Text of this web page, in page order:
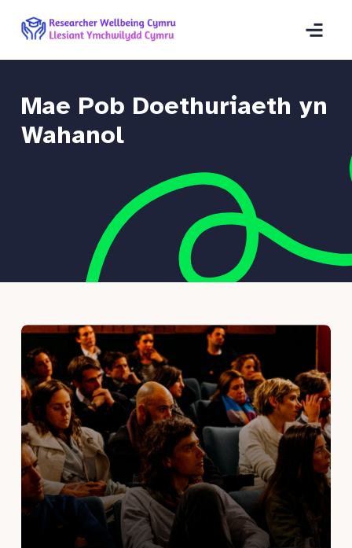
Mae Pob Doethuriaeth yn
Wahanol